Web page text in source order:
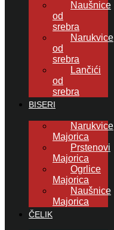
Naušnice
od
srebra
Narukvice
od
srebra
Lančići
od
srebra
BISERI
Narukvice
Majorica
Prstenovi
Majorica
Ogrlice
Majorica
Naušnice
Majorica
ČELIK